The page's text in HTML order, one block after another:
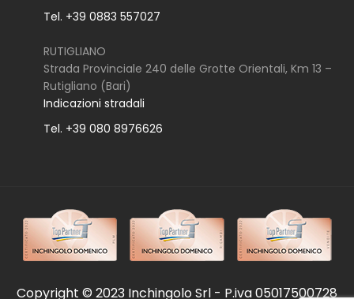
Tel. +39 0883 557027
RUTIGLIANO
Strada Provinciale 240 delle Grotte Orientali, Km 13 –
Rutigliano (Bari)
Indicazioni stradali
Tel. +39 080 8976626
Copyright © 2023 Inchingolo Srl - P.iva 05017500728